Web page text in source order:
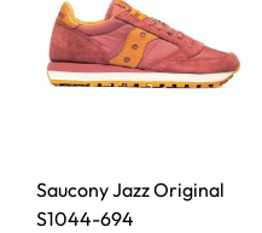
Saucony Jazz Original
S1044-694